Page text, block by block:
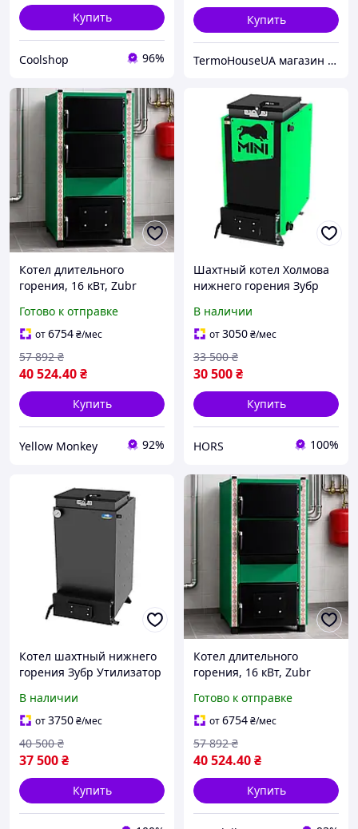
Купить
Coolshop 96%
Купить
TermoHouseUA магазин отопительного и климатического оборудования
Котел длительного
горения, 16 кВт, Zubr
Твердотопливный
отопительный котел /
Одноконтурный
отопительный котел
Готово к отправке
от6754₴/мес
40 524.40₴
57 892 ₴
Купить
Yellow Monkey 92%
Шахтный котел Холмова
нижнего горения Зубр
мм
В наличии
от3050₴/мес
30 500₴
33 500 ₴
Купить
HORS 100%
Котел шахтный нижнего
горения Зубр Утилизатор
мм, с верхней загрузкой
В наличии
от3750₴/мес
37 500₴
40 500 ₴
Купить
Котел длительного
горения, 16 кВт, Zubr
Твердотопливный
отопительный котел /
Одноконтурный
отопительный котел
Готово к отправке
от6754₴/мес
40 524.40₴
57 892 ₴
Купить